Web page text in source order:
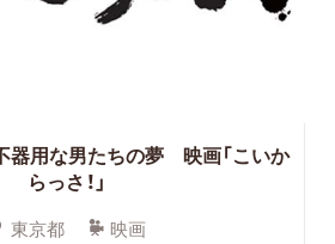
器用な男たちの夢 映画「こいか
らっさ！」
東京都 映画